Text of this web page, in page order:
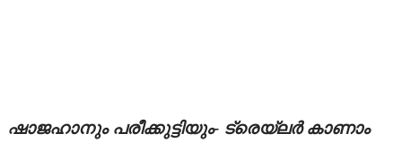
ഷാജഹാനും പരീക്കുട്ടിയും- ട്രെയ്‌ലര്‍ കാണാം